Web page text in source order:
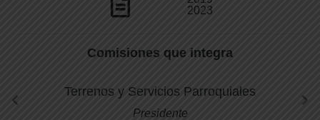
2023
Comisiones que integra
Terrenos y Servicios Parroquiales
Presidente